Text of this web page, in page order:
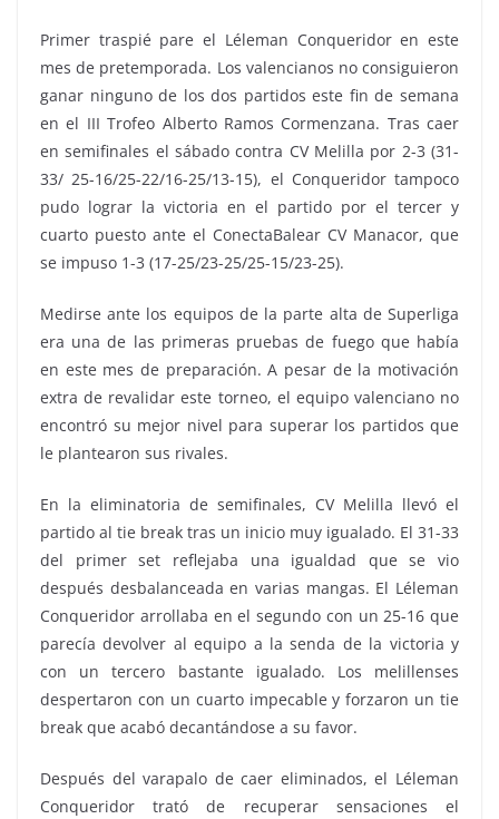
Primer traspié pare el Léleman Conqueridor en este
mes de pretemporada. Los valencianos no consiguieron
ganar ninguno de los dos partidos este fin de semana
en el III Trofeo Alberto Ramos Cormenzana. Tras caer
en semifinales el sábado contra CV Melilla por 2-3 (31-
33/ 25-16/25-22/16-25/13-15), el Conqueridor tampoco
pudo lograr la victoria en el partido por el tercer y
cuarto puesto ante el ConectaBalear CV Manacor, que
se impuso 1-3 (17-25/23-25/25-15/23-25).
Medirse ante los equipos de la parte alta de Superliga
era una de las primeras pruebas de fuego que había
en este mes de preparación. A pesar de la motivación
extra de revalidar este torneo, el equipo valenciano no
encontró su mejor nivel para superar los partidos que
le plantearon sus rivales.
En la eliminatoria de semifinales, CV Melilla llevó el
partido al tie break tras un inicio muy igualado. El 31-33
del primer set reflejaba una igualdad que se vio
después desbalanceada en varias mangas. El Léleman
Conqueridor arrollaba en el segundo con un 25-16 que
parecía devolver al equipo a la senda de la victoria y
con un tercero bastante igualado. Los melillenses
despertaron con un cuarto impecable y forzaron un tie
break que acabó decantándose a su favor.
Después del varapalo de caer eliminados, el Léleman
Conqueridor trató de recuperar sensaciones el